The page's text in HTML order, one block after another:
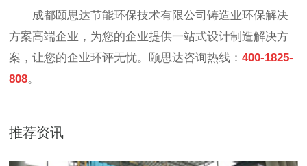
成都颐思达节能环保技术有限公司铸造业环保解决
方案高端企业，为您的企业提供一站式设计制造解决方
案，让您的企业环评无忧。颐思达咨询热线：400-1825-
808。
推荐资讯